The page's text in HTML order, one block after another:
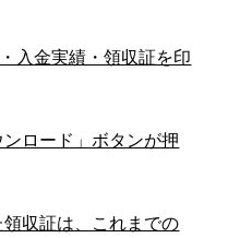
入金実績・領収証を印
ロード」ボタンが押
領収証は、これまでの